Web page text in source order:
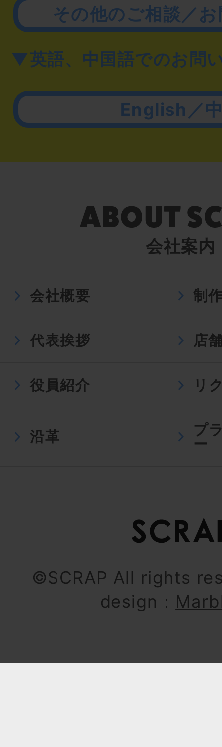
その他のご相談／
▼英語、中国語でのお問
English／
会社案内
会社概要 制
代表挨拶 店
役員紹介 リ
沿革
プ
ー
©SCRAP All rights
design：